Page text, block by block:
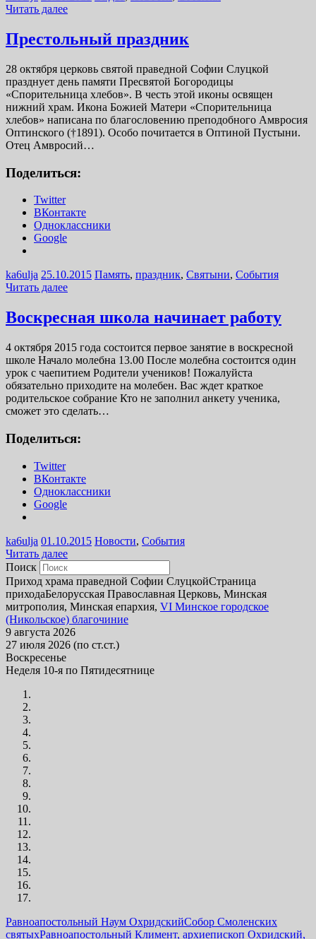
Читать далее
Престольный праздник
28 октября церковь святой праведной Софии Слуцкой
празднует день памяти Пресвятой Богородицы
«Спорительница хлебов». В честь этой иконы освящен
нижний храм. Икона Божией Матери «Спорительница
хлебов» написана по благословению преподобного Амвросия
Оптинского (†1891). Особо почитается в Оптиной Пустыни.
Отец Амвросий…
Поделиться:
Twitter
ВКонтакте
Одноклассники
Google
ka6ulja 25.10.2015 Память, праздник, Святыни, События
Читать далее
Воскресная школа начинает работу
4 октября 2015 года состоится первое занятие в воскресной
школе Начало молебна 13.00 После молебна состоится один
урок с чаепитием Родители учеников! Пожалуйста
обязательно приходите на молебен. Вас ждет краткое
родительское собрание Кто не заполнил анкету ученика,
сможет это сделать…
Поделиться:
Twitter
ВКонтакте
Одноклассники
Google
ka6ulja 01.10.2015 Новости, События
Читать далее
Поиск
Приход храма праведной Софии СлуцкойСтраница
приходаБелорусская Православная Церковь, Минская
митрополия, Минская епархия, VI Минское городское
(Никольское) благочиние
9 августа 2026
27 июля 2026 (по ст.ст.)
Воскресенье
Неделя 10-я по Пятидесятнице
Равноапостольный Наум ОхридскийСобор Смоленских
святыхРавноапостольный Климент, архиепископ Охридский,